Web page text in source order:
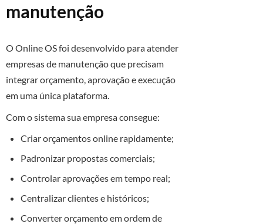
manutenção
O Online OS foi desenvolvido para atender
empresas de manutenção que precisam
integrar orçamento, aprovação e execução
em uma única plataforma.
Com o sistema sua empresa consegue:
Criar orçamentos online rapidamente;
Padronizar propostas comerciais;
Controlar aprovações em tempo real;
Centralizar clientes e históricos;
Converter orçamento em ordem de